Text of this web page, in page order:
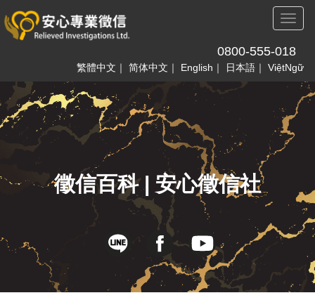
0800-555-018
繁體中文 ｜ 简体中文 ｜ English ｜ 日本語 ｜ ViệtNgữ
徵信百科 | 安心徵信社